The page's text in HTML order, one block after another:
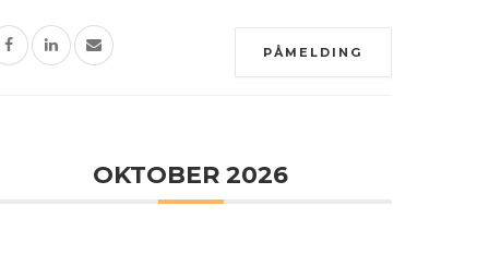
PÅMELDING
OKTOBER 2026